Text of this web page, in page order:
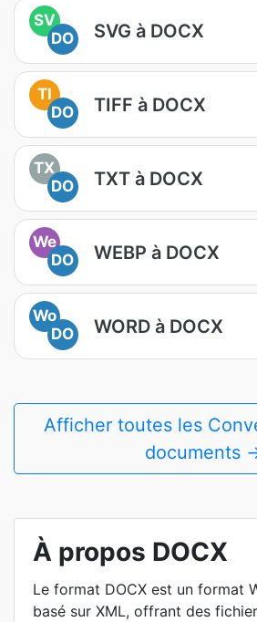
SV
DO
SVG à DOCX
TI
DO
TIFF à DOCX
TX
DO
TXT à DOCX
We
DO
WEBP à DOCX
Wo
DO
WORD à DOCX
Afficher toutes les
documents
À propos DOCX
Le format DOCX est un format
basé sur XML, offrant des